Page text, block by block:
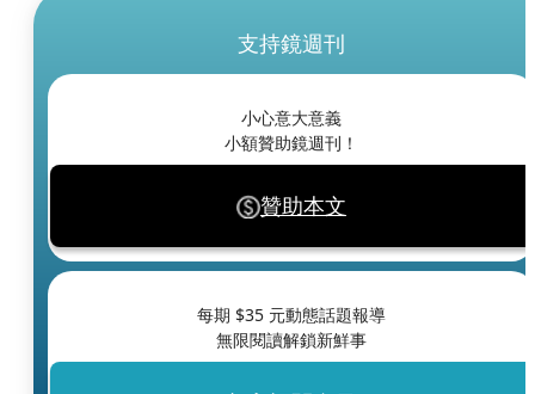
支持鏡週刊
小心意大意義
小額贊助鏡週刊！
贊助本文
每期 $35 元動態話題報導
無限閱讀解鎖新鮮事